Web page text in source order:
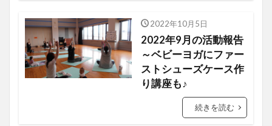
タイルクラフト 2022年10月5日
2022年9月の活動報告
～ベビーヨガにファー
ストシューズケース作
り講座も♪
続きを読む